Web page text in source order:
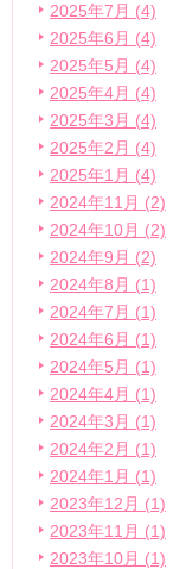
2025年7月 (4)
2025年6月 (4)
2025年5月 (4)
2025年4月 (4)
2025年3月 (4)
2025年2月 (4)
2025年1月 (4)
2024年11月 (2)
2024年10月 (2)
2024年9月 (2)
2024年8月 (1)
2024年7月 (1)
2024年6月 (1)
2024年5月 (1)
2024年4月 (1)
2024年3月 (1)
2024年2月 (1)
2024年1月 (1)
2023年12月 (1)
2023年11月 (1)
2023年10月 (1)